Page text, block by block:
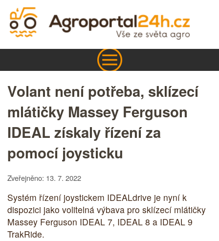
Volant není potřeba, sklízecí
mlátičky Massey Ferguson
IDEAL získaly řízení za
pomocí joysticku
Zveřejněno: 13. 7. 2022
Systém řízení joystickem IDEALdrive je nyní k
dispozici jako volitelná výbava pro sklízecí mlátičky
Massey Ferguson IDEAL 7, IDEAL 8 a IDEAL 9
TrakRide.